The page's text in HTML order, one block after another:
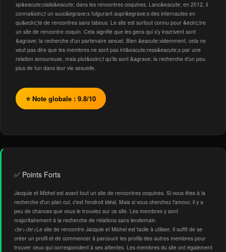
sp&eacute;cialis&eacute; dans les rencontres coquines. Lanc&eacute; en 2012, il
conna&icirc;t un succ&egrave;s fulgurant aupr&egrave;s des internautes en
qu&ecirc;te de rencontres sans tabous. Le site est surtout connu pour &ecirc;tre
un site de rencontre coquin. Cela signifie que les gens qui s'y inscrivent sont
&agrave; la recherche d'un partenaire sexuel. Bien &eacute;videmment, cela ne
veut pas dire que les membres ne sont pas int&eacute;ress&eacute;s par une
relation amoureuse, mais plut&ocirc;t qu'ils sont &agrave; la recherche d'un peu
plus de fun dans leur vie sexuelle.
⭐ Note globale : 9.8/10
✅ Points Forts
Jacquie et Michel est avant tout un site de rencontres coquines. Si vous êtes à la
recherche d'un plan cul, c'est l'endroit idéal. Mais si vous cherchez l'amour, il y a
peu de chances que vous le trouviez sur ce site. Les membres y sont
majoritairement à la recherche de relations sans lendemain.
<br><br>Le site de rencontre Jacquie et Michel est facile à utiliser. Il suffit de se
créer un profil et de commencer à parcourir les profils des autres membres pour
trouver ceux qui correspondent à ses attentes. Les membres du site ont également